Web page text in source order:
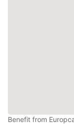
Benefit from